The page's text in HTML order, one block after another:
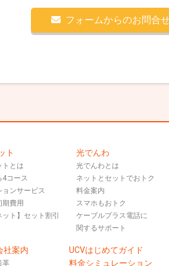
フォームからのお問合
ト
トとは
4コース
ョンサービス
期費用
ット】セット割引
光でんわ
光でんわとは
ネットとセットでおトク
料金案内
スマホもおトク
ケーブルプラス電話に
関するサポート
社案内
革
UCVはじめてガイド
料金シミュレーション